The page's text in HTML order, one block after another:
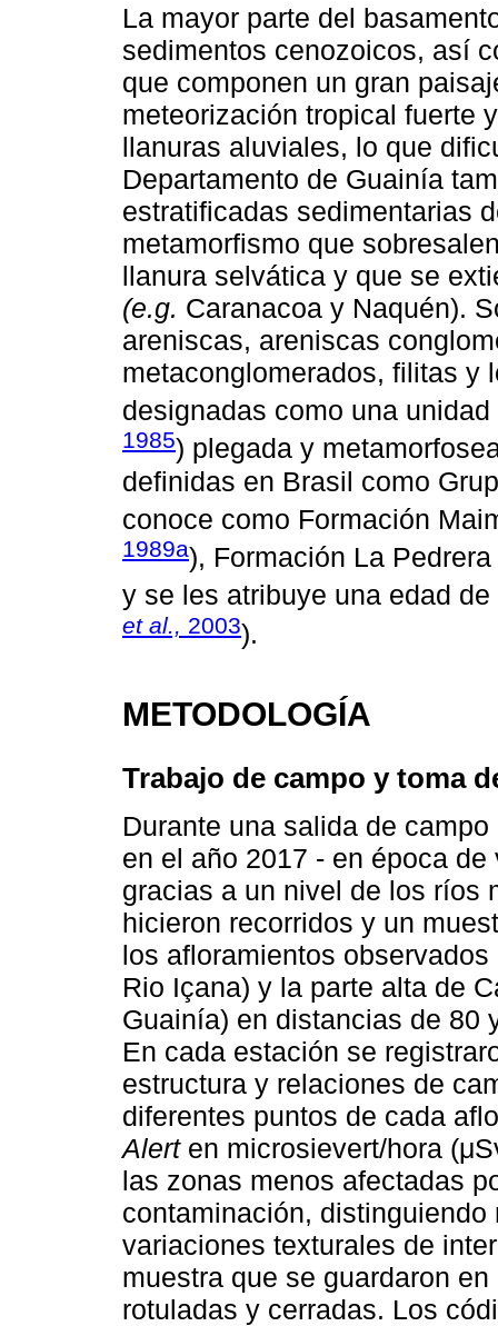
La mayor parte del
sedimentos cenozoicos, así
que componen un gran
meteorización tropical fuerte
llanuras aluviales, lo que
Departamento de Guainía
estratificadas sedimentarias
metamorfismo que
llanura selvática y que se
(e.g. Caranacoa y Naquén).
areniscas, areniscas
metaconglomerados, filitas y
designadas como una
1985) plegada y
definidas en Brasil como
conoce como Formación
1989a), Formación La Pedrera
y se les atribuye una edad
et al., 2003).
METODOLOGÍA
Trabajo de campo y toma
Durante una salida de
en el año 2017 - en época
gracias a un nivel de los ríos
hicieron recorridos y un
los afloramientos
Rio Içana) y la parte alta de
Guainía) en distancias de 80
En cada estación se
estructura y relaciones de
diferentes puntos de cada
Alerten microsievert/hora
las zonas menos afectadas
contaminación,
variaciones texturales de
muestra que se guardaron
rotuladas y cerradas. Los